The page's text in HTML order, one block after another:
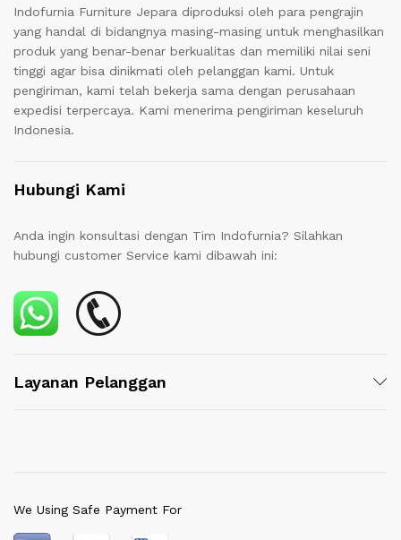
Indofurnia Furniture Jepara diproduksi oleh para pengrajin
yang handal di bidangnya masing-masing untuk menghasilkan
produk yang benar-benar berkualitas dan memiliki nilai seni
tinggi agar bisa dinikmati oleh pelanggan kami. Untuk
pengiriman, kami telah bekerja sama dengan perusahaan
expedisi terpercaya. Kami menerima pengiriman keseluruh
Indonesia.
Hubungi Kami
Anda ingin konsultasi dengan Tim Indofurnia? Silahkan
hubungi customer Service kami dibawah ini:
Layanan Pelanggan
We Using Safe Payment For